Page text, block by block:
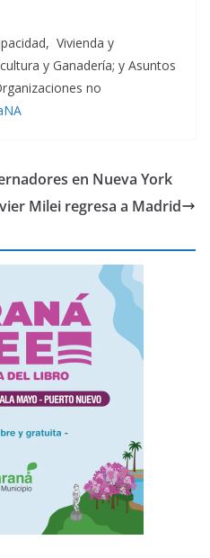
Vivienda y
y Ganadería; y Asuntos
no
en Nueva York
Milei regresa a Madrid